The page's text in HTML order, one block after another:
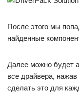
После этого мы
найденные
Далее можно будет
все драйвера,
сделать это для